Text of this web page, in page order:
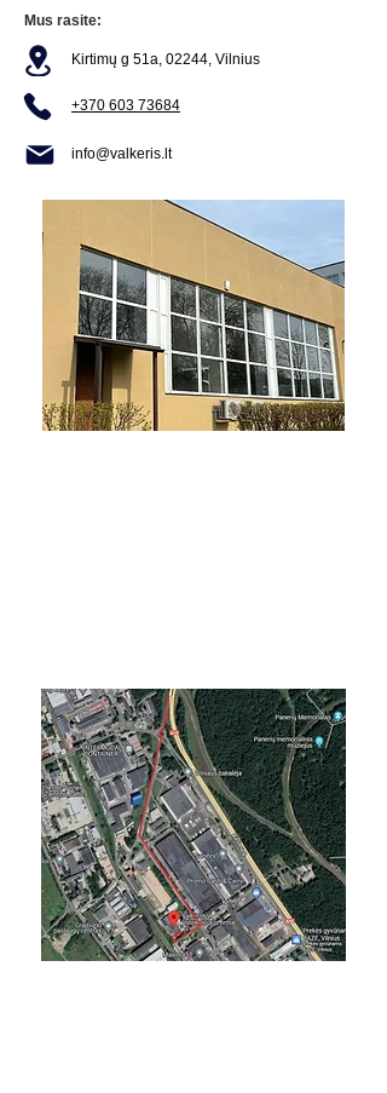
Mus rasite:
Kirtimų g 51a, 02244, Vilnius
+370 603 73684
info@valkeris.lt